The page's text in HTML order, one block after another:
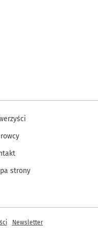
strony
Newsletter